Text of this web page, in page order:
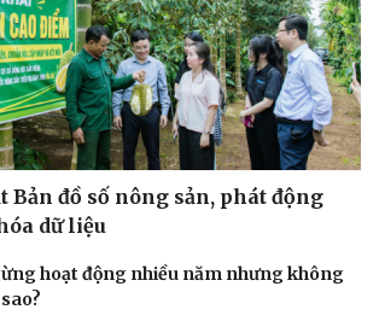
Bản đồ số nông sản, phát động
dữ liệu
hoạt động nhiều năm nhưng không